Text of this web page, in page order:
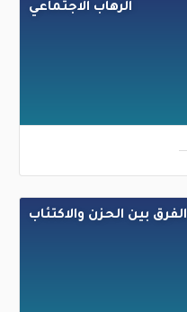
الرهاب الاجتماعي
الفرق بين الحزن والاكتئاب